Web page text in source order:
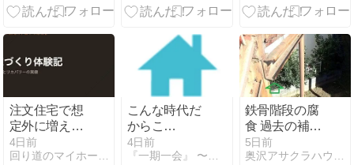
由｜冷蔵庫の
コツ【実体
験】
注文住宅で想
定外に増えた
費用｜地盤改
良100万・水
4日前
回り道のマイホーム｜注文住宅の実録
こんな時代だ
からこ
そ・・・・
4日前
『一期一会』 〜こだわり工務店の社長ブログ〜
鉄骨階段の腐
食 過去の補修
は全部やり直
し
5日前
奥沢アサクラハウス 快適エクステリア